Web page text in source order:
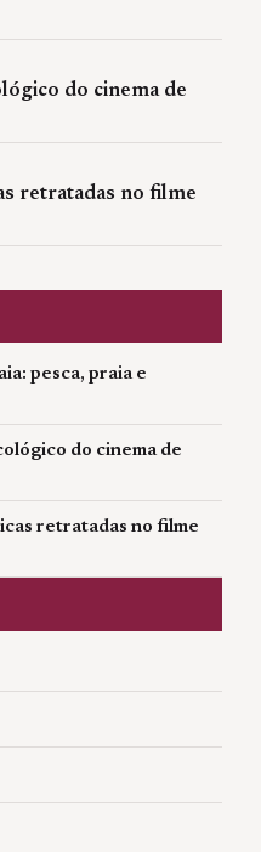
do cinema de
retratadas no filme
pesca, praia e
do cinema de
retratadas no filme